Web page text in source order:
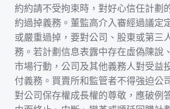
約約請不受拘束時，對好心信任計劃
約過掉義務。董監高介入審經過議定
或嚴重過掉，要對公司、股東或第三
務。若計劃信息表露中存在虛偽陳說
市場行動，公司及其他義務人對受益
付義務。買賣所和監管者不得強迫公
對公司保存權成長權的尊敬，應破例